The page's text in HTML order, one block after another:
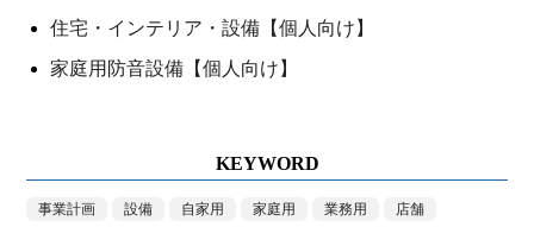
住宅・インテリア・設備【個人向け】
家庭用防音設備【個人向け】
KEYWORD
事業計画 設備 自家用 家庭用 業務用 店舗